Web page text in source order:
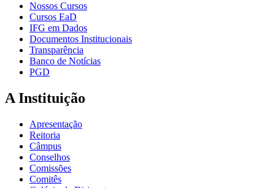
Nossos Cursos
Cursos EaD
IFG em Dados
Documentos Institucionais
Transparência
Banco de Notícias
PGD
A Instituição
Apresentação
Reitoria
Câmpus
Conselhos
Comissões
Comitês